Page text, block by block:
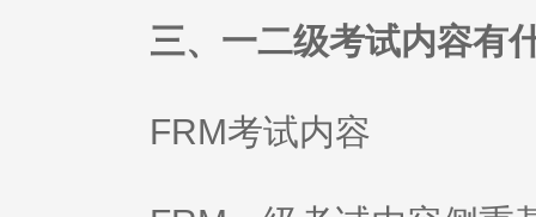
三、一二级考试内容有
FRM考试内容